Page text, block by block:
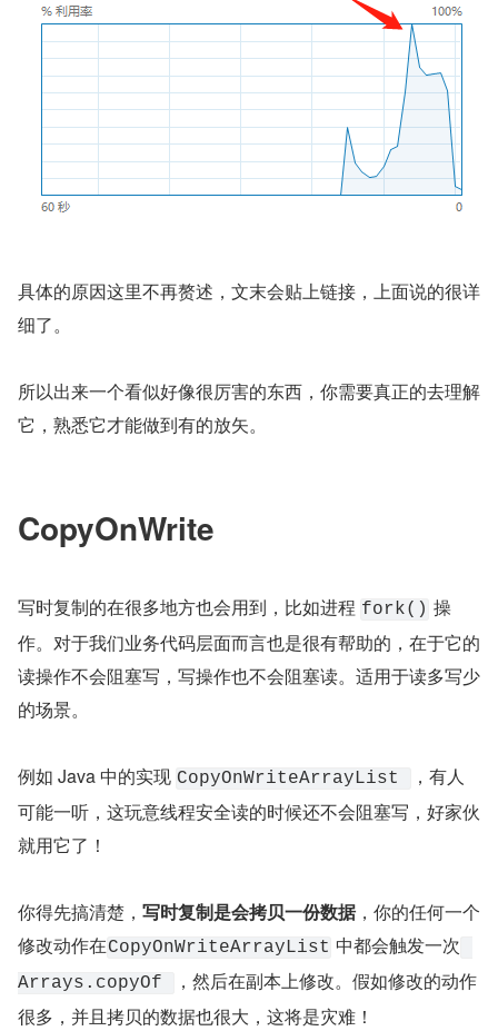
具体的原因这里不再赘述，文末会贴上链接，上面说的很详
细了。
所以出来一个看似好像很厉害的东西，你需要真正的去理解
它，熟悉它才能做到有的放矢。
CopyOnWrite
写时复制的在很多地方也会用到，比如进程 fork() 操
作。对于我们业务代码层面而言也是很有帮助的，在于它的
读操作不会阻塞写，写操作也不会阻塞读。适用于读多写少
的场景。
例如 Java 中的实现 CopyOnWriteArrayList
，有人
可能一听，这玩意线程安全读的时候还不会阻塞写，好家伙
就用它了！
你得先搞清楚， 写时复制是会拷贝一份数据，你的任何一个
修改动作在CopyOnWriteArrayList 中都会触发一次
Arrays.copyOf
，然后在副本上修改。假如修改的动作
很多，并且拷贝的数据也很大，这将是灾难！